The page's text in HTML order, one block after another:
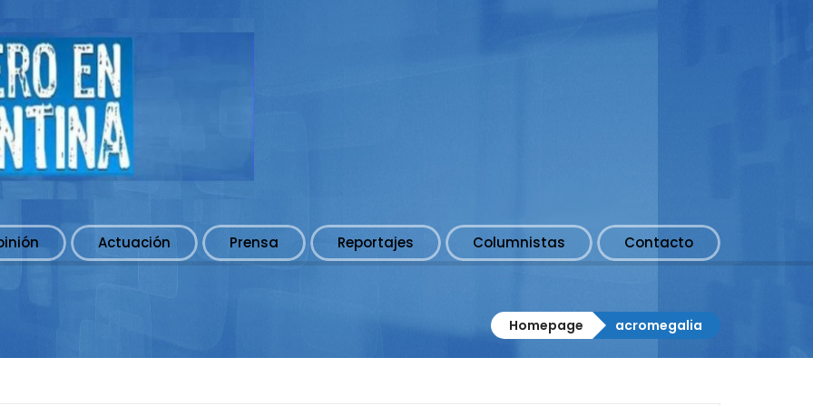
Actuación Prensa Reportajes Columnistas Contacto
Homepage acromegalia